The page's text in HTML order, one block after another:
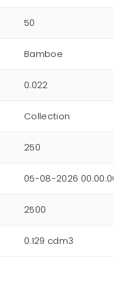
50
Bamboe
0.022
Collection
250
05-08-2026 00:00:00
2500
0.129 cdm3